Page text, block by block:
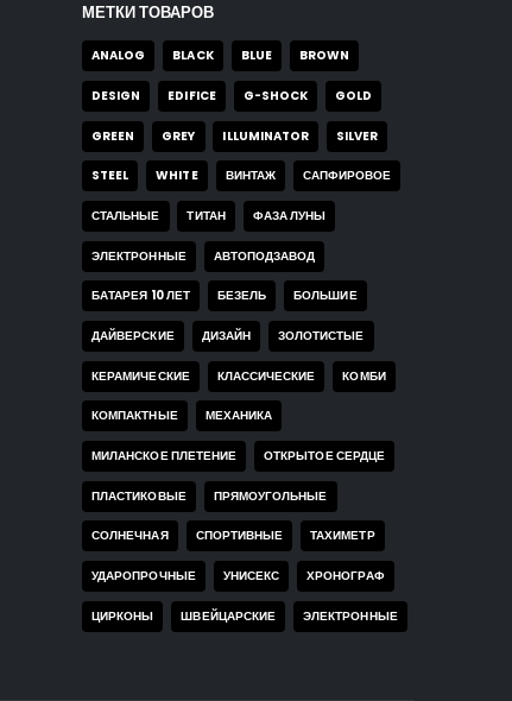
МЕТКИ ТОВАРОВ
ANALOG BLACK BLUE BROWN
DESIGN EDIFICE G-SHOCK GOLD
GREEN GREY ILLUMINATOR SILVER
STEEL WHITE ВИНТАЖ САПФИРОВОЕ
СТАЛЬНЫЕ ТИТАН ФАЗА ЛУНЫ
ЭЛЕКТРОННЫЕ АВТОПОДЗАВОД
БАТАРЕЯ 10 ЛЕТ БЕЗЕЛЬ БОЛЬШИЕ
ДАЙВЕРСКИЕ ДИЗАЙН ЗОЛОТИСТЫЕ
КЕРАМИЧЕСКИЕ КЛАССИЧЕСКИЕ КОМБИ
КОМПАКТНЫЕ МЕХАНИКА
МИЛАНСКОЕ ПЛЕТЕНИЕ ОТКРЫТОЕ СЕРДЦЕ
ПЛАСТИКОВЫЕ ПРЯМОУГОЛЬНЫЕ
СОЛНЕЧНАЯ СПОРТИВНЫЕ ТАХИМЕТР
УДАРОПРОЧНЫЕ УНИСЕКС ХРОНОГРАФ
ЦИРКОНЫ ШВЕЙЦАРСКИЕ ЭЛЕКТРОННЫЕ